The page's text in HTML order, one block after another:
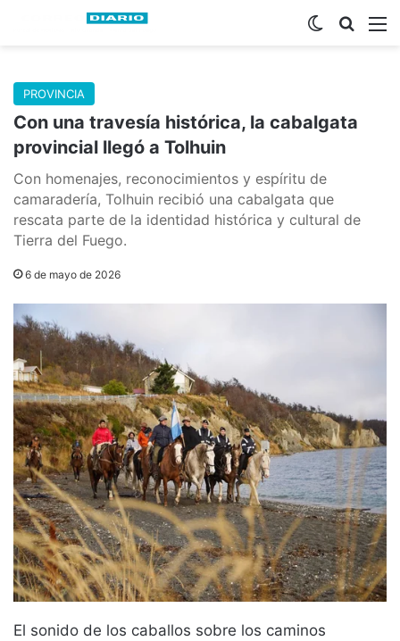
Buscar
Switch skin
PROVINCIA
Con una travesía histórica, la cabalgata
provincial llegó a Tolhuin
Con homenajes, reconocimientos y espíritu de
camaradería, Tolhuin recibió una cabalgata que
rescata parte de la identidad histórica y cultural de
Tierra del Fuego.
6 de mayo de 2026
El sonido de los caballos sobre los caminos